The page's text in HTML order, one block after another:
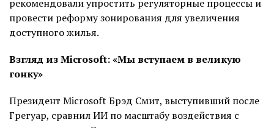
рекомендовали упростить регуляторные процессы и
провести реформу зонирования для увеличения
доступного жилья.
Взгляд из Microsoft: «Мы вступаем в великую
гонку»
Президент Microsoft Брэд Смит, выступивший после
Грегуар, сравнил ИИ по масштабу воздействия с